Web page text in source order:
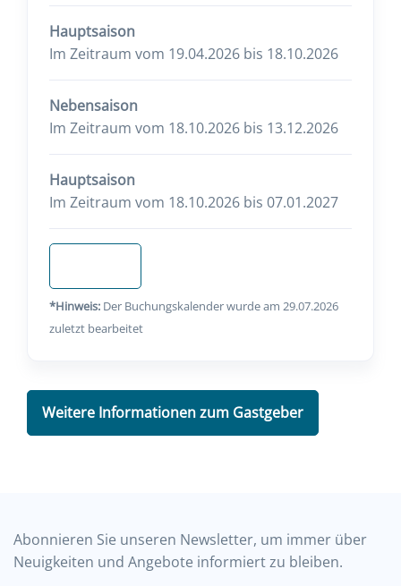
Hauptsaison
Im Zeitraum vom 19.04.2026 bis 18.10.2026
Nebensaison
Im Zeitraum vom 18.10.2026 bis 13.12.2026
Hauptsaison
Im Zeitraum vom 18.10.2026 bis 07.01.2027
*Hinweis: Der Buchungskalender wurde am 29.07.2026
zuletzt bearbeitet
Weitere Informationen zum Gastgeber
Abonnieren Sie unseren Newsletter, um immer über
Neuigkeiten und Angebote informiert zu bleiben.